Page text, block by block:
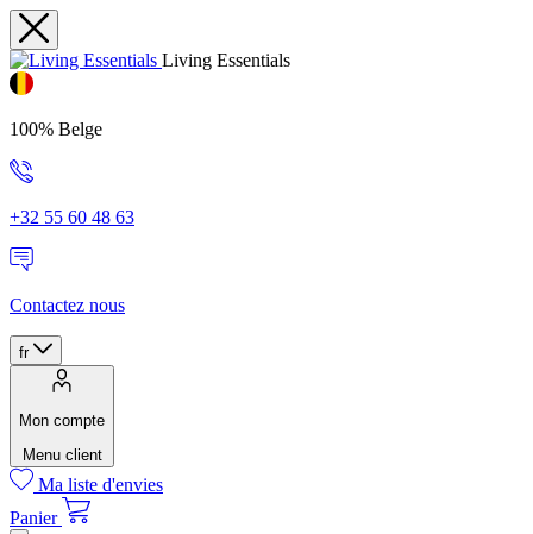
Living Essentials
100% Belge
+32 55 60 48 63
Contactez nous
fr
Mon compte
Menu client
Ma liste d'envies
Panier